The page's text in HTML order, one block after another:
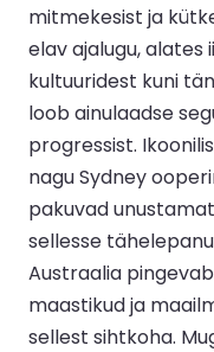
mitmekesist ja
elav ajalugu,
kultuuridest kuni
loob ainulaadse
progressist.
nagu Sydney
pakuvad
sellesse
Austraalia
maastikud ja
sellest sihtkoha.